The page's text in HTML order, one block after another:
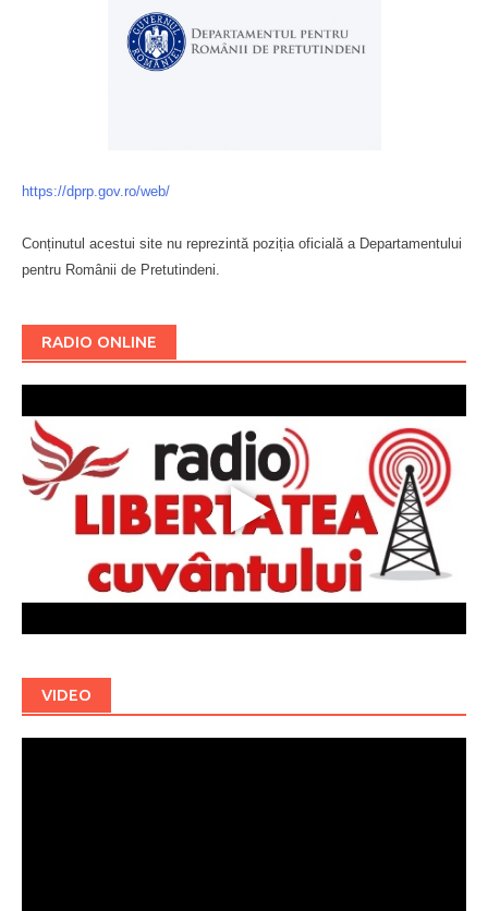
https://dprp.gov.ro/web/
Conținutul acestui site nu reprezintă poziția oficială a Departamentului
pentru Românii de Pretutindeni.
RADIO ONLINE
VIDEO